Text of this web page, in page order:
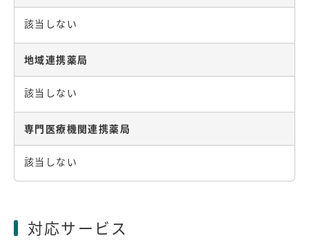
該当しない
地域連携薬局
該当しない
専門医療機関連携薬局
該当しない
対応サービス